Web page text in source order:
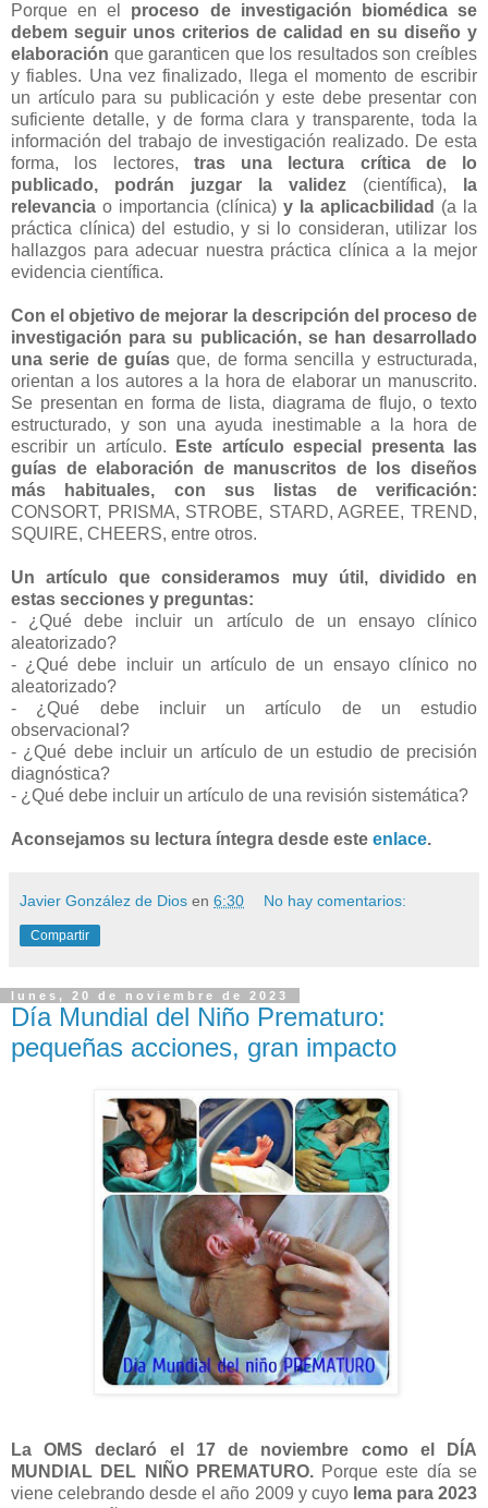
Porque en el proceso de investigación biomédica se
debem seguir unos criterios de calidad en su diseño y
elaboración que garanticen que los resultados son creíbles
y fiables. Una vez finalizado, llega el momento de escribir
un artículo para su publicación y este debe presentar con
suficiente detalle, y de forma clara y transparente, toda la
información del trabajo de investigación realizado. De esta
forma, los lectores, tras una lectura crítica de lo
publicado, podrán juzgar la validez (científica),
la
relevancia o importancia (clínica) y la aplicacbilidad (a la
práctica clínica) del estudio, y si lo consideran, utilizar los
hallazgos para adecuar nuestra práctica clínica a la mejor
evidencia científica.
Con el objetivo de mejorar la descripción del proceso de
investigación para su publicación, se han desarrollado
una serie de guíasque, de forma sencilla y estructurada,
orientan a los autores a la hora de elaborar un manuscrito.
Se presentan en forma de lista, diagrama de flujo, o texto
estructurado, y son una ayuda inestimable a la hora de
escribir un artículo.
Este artículo especial presenta las
guías de elaboración de manuscritos de los diseños
más habituales, con sus listas de verificación:
CONSORT, PRISMA, STROBE, STARD, AGREE, TREND,
SQUIRE, CHEERS, entre otros.
Un artículo que consideramos muy útil, dividido en
estas secciones y preguntas:
- ¿Qué debe incluir un artículo de un ensayo clínico
aleatorizado?
- ¿Qué debe incluir un artículo de un ensayo clínico no
aleatorizado?
- ¿Qué debe incluir un artículo de un estudio
observacional?
- ¿Qué debe incluir un artículo de un estudio de precisión
diagnóstica?
- ¿Qué debe incluir un artículo de una revisión sistemática?
Aconsejamos su lectura íntegra desde este enlace.
Javier González de Dios en 6:30 No hay comentarios:
Compartir
lunes, 20 de noviembre de 2023
Día Mundial del Niño Prematuro:
pequeñas acciones, gran impacto
La OMS declaró el 17 de noviembre como el DÍA
MUNDIAL DEL NIÑO PREMATURO.Porque este día se
viene celebrando desde el año 2009 y cuyo lema para 2023